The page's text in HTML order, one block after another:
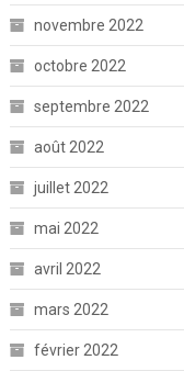
novembre 2022
octobre 2022
septembre 2022
août 2022
juillet 2022
mai 2022
avril 2022
mars 2022
février 2022